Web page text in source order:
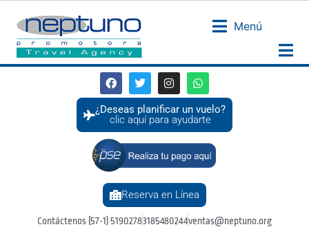
Menú
¿Deseas planificar un vuelo?
clic aquí para ayudarte
Reserva en Línea
Contáctenos (57-1) 51902783185480244ventas@neptuno.org